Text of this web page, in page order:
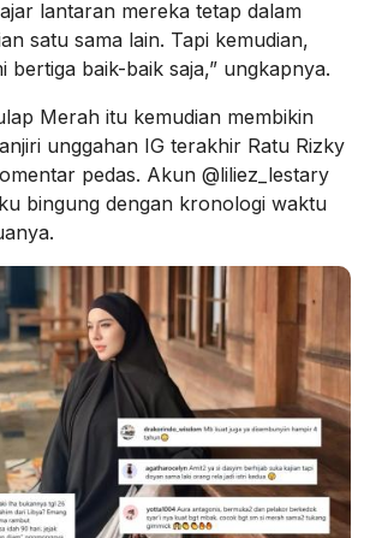
lantaran mereka tetap dalam
satu sama lain. Tapi kemudian,
bertiga baik-baik saja,” ungkapnya.
Merah itu kemudian membikin
unggahan IG terakhir Ratu Rizky
pedas. Akun @liliez_lestary
bingung dengan kronologi waktu